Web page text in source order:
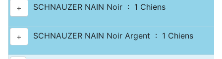
+ SCHNAUZER NAIN Noir : 1 Chiens
+ SCHNAUZER NAIN Noir Argent : 1 Chiens